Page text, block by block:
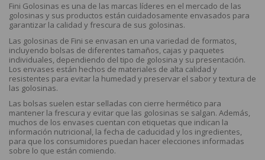
Fini Golosinas es una de las marcas líderes en el mercado de las
golosinas y sus productos están cuidadosamente envasados para
garantizar la calidad y frescura de sus golosinas.
Las golosinas de Fini se envasan en una variedad de formatos,
incluyendo bolsas de diferentes tamaños, cajas y paquetes
individuales, dependiendo del tipo de golosina y su presentación.
Los envases están hechos de materiales de alta calidad y
resistentes para evitar la humedad y preservar el sabor y textura de
las golosinas.
Las bolsas suelen estar selladas con cierre hermético para
mantener la frescura y evitar que las golosinas se salgan. Además,
muchos de los envases cuentan con etiquetas que indican la
información nutricional, la fecha de caducidad y los ingredientes,
para que los consumidores puedan hacer elecciones informadas
sobre lo que están comiendo.